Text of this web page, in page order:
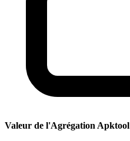
Valeur de l'Agrégation Apktool